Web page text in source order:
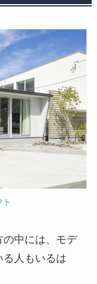
の中には、モデ
人もいるは